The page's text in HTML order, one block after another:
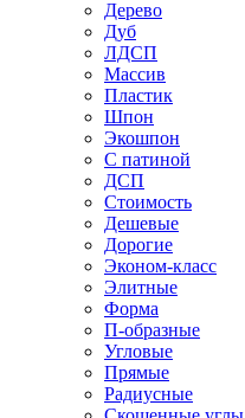
Дерево
Дуб
ЛДСП
Массив
Пластик
Шпон
Экошпон
С патиной
ДСП
Стоимость
Дешевые
Дорогие
Эконом-класс
Элитные
Форма
П-образные
Угловые
Прямые
Радиусные